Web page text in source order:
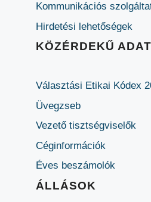
Kommunikációs
Hirdetési lehetőségek
KÖZÉRDEKŰ
Választási Etikai Kódex
Üvegzseb
Vezető tisztségviselők
Céginformációk
Éves beszámolók
ÁLLÁSOK